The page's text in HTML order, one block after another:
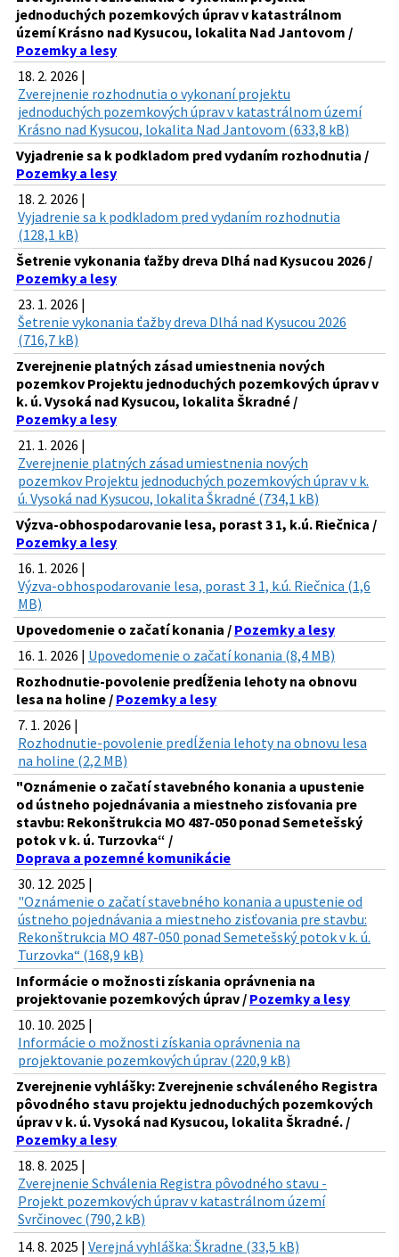
jednoduchých pozemkových úprav v katastrálnom
území Krásno nad Kysucou, lokalita Nad Jantovom /
Pozemky a lesy
18. 2. 2026 |
Zverejnenie rozhodnutia o vykonaní projektu
jednoduchých pozemkových úprav v katastrálnom území
Krásno nad Kysucou, lokalita Nad Jantovom (633,8 kB)
Vyjadrenie sa k podkladom pred vydaním rozhodnutia /
Pozemky a lesy
18. 2. 2026 |
Vyjadrenie sa k podkladom pred vydaním rozhodnutia
(128,1 kB)
Šetrenie vykonania ťažby dreva Dlhá nad Kysucou 2026 /
Pozemky a lesy
23. 1. 2026 |
Šetrenie vykonania ťažby dreva Dlhá nad Kysucou 2026
(716,7 kB)
Zverejnenie platných zásad umiestnenia nových
pozemkov Projektu jednoduchých pozemkových úprav v
k. ú. Vysoká nad Kysucou, lokalita Škradné /
Pozemky a lesy
21. 1. 2026 |
Zverejnenie platných zásad umiestnenia nových
pozemkov Projektu jednoduchých pozemkových úprav v k.
ú. Vysoká nad Kysucou, lokalita Škradné (734,1 kB)
Výzva-obhospodarovanie lesa, porast 3 1, k.ú. Riečnica /
Pozemky a lesy
16. 1. 2026 |
Výzva-obhospodarovanie lesa, porast 3 1, k.ú. Riečnica (1,6
MB)
Upovedomenie o začatí konania / Pozemky a lesy
16. 1. 2026 | Upovedomenie o začatí konania (8,4 MB)
Rozhodnutie-povolenie predĺženia lehoty na obnovu
lesa na holine / Pozemky a lesy
7. 1. 2026 |
Rozhodnutie-povolenie predĺženia lehoty na obnovu lesa
na holine (2,2 MB)
"Oznámenie o začatí stavebného konania a upustenie
od ústneho pojednávania a miestneho zisťovania pre
stavbu: Rekonštrukcia MO 487-050 ponad Semetešský
potok v k. ú. Turzovka“ /
Doprava a pozemné komunikácie
30. 12. 2025 |
"Oznámenie o začatí stavebného konania a upustenie od
ústneho pojednávania a miestneho zisťovania pre stavbu:
Rekonštrukcia MO 487-050 ponad Semetešský potok v k. ú.
Turzovka“ (168,9 kB)
Informácie o možnosti získania oprávnenia na
projektovanie pozemkových úprav / Pozemky a lesy
10. 10. 2025 |
Informácie o možnosti získania oprávnenia na
projektovanie pozemkových úprav (220,9 kB)
Zverejnenie vyhlášky: Zverejnenie schváleného Registra
pôvodného stavu projektu jednoduchých pozemkových
úprav v k. ú. Vysoká nad Kysucou, lokalita Škradné. /
Pozemky a lesy
18. 8. 2025 |
Zverejnenie Schválenia Registra pôvodného stavu -
Projekt pozemkových úprav v katastrálnom území
Svrčinovec (790,2 kB)
14. 8. 2025 | Verejná vyhláška: Škradne (33,5 kB)